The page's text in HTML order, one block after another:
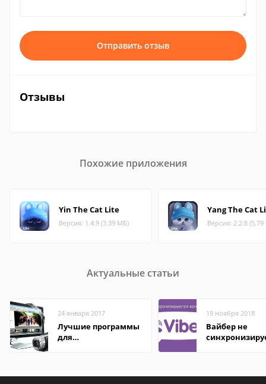
Отправить отзыв
Отзывы
Похожие приложения
Yin The Cat Lite
Версия: 1.4.9 (3.39 МБ)
Yang The Cat
Версия: 2.2.8
Актуальные статьи
24 января 2017
Лучшие программы
для
19 ноября 2018
Вайбер не